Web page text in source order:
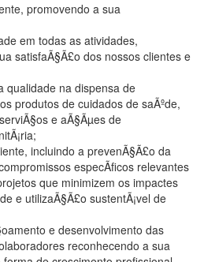
promovendo a sua
em todas as atividades,
satisfaÃ§Ã£o dos nossos clientes e
qualidade na dispensa de
produtos de cuidados de saÃºde,
e aÃ§Ãµes de
incluindo a prevenÃ§Ã£o da
especÃ­ficos relevantes
que minimizem os impactes
e utilizaÃ§Ã£o sustentÃ¡vel de
e desenvolvimento das
reconhecendo a sua